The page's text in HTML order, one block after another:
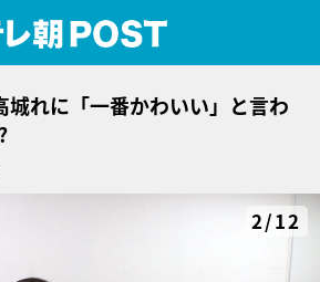
城れに「一番かわいい」と言わ
2/12